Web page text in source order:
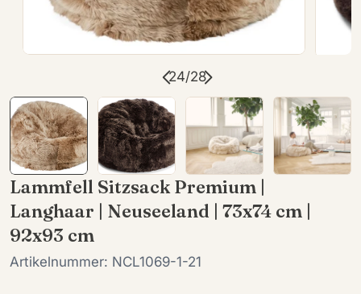
24/28
Lammfell Sitzsack Premium |
Langhaar | Neuseeland | 73x74 cm |
92x93 cm
Artikelnummer: NCL1069-1-21